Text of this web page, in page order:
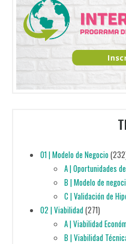
01 | Modelo de Negocio
A | Oportunidades
B | Modelo de
C | Validación de
02 | Viabilidad(271)
A | Viabilidad
B | Viabilidad